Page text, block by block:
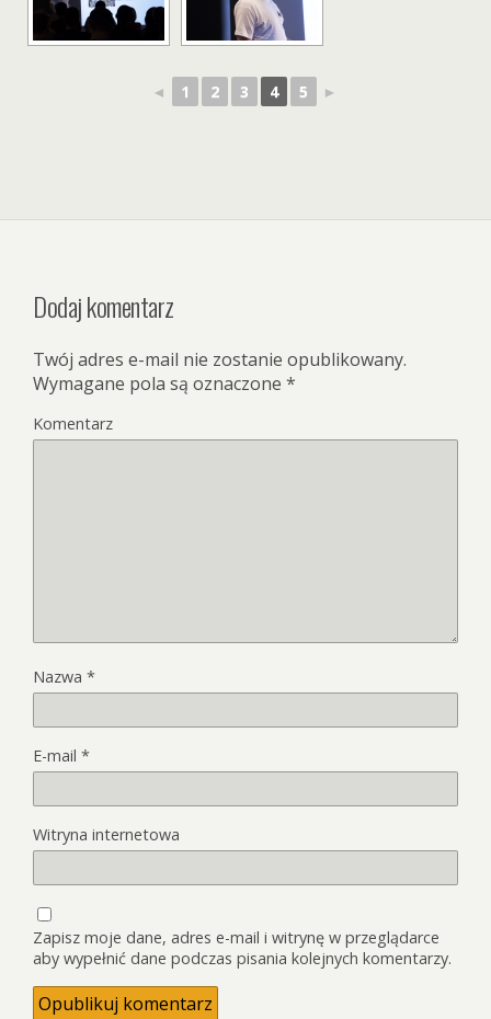
◄ 1 2 3 4 5 ►
Dodaj komentarz
Twój adres e-mail nie zostanie opublikowany.
Wymagane pola są oznaczone *
Komentarz
Nazwa *
E-mail *
Witryna internetowa
Zapisz moje dane, adres e-mail i witrynę w przeglądarce
aby wypełnić dane podczas pisania kolejnych komentarzy.